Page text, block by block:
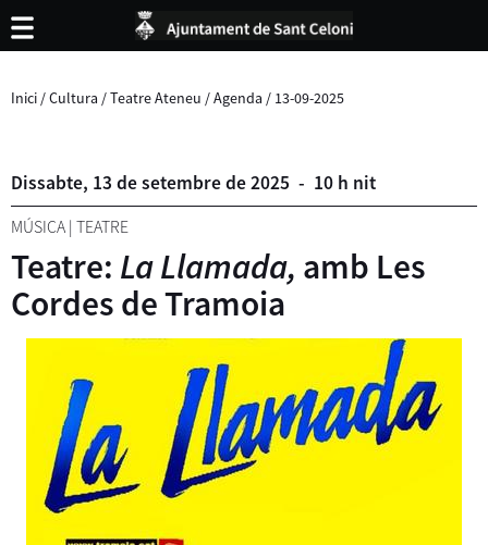
Inici /Cultura /Teatre Ateneu /Agenda / 13-09-2025
Dissabte, 13 desetembrede2025 - 10 h nit
MÚSICA | TEATRE
Teatre: La Llamada, amb Les
Cordes de Tramoia